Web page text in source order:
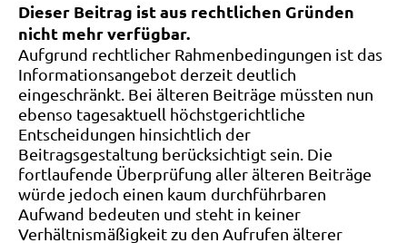
Dieser Beitrag ist aus rechtlichen Gründen
nicht mehr verfügbar.
Aufgrund rechtlicher Rahmenbedingungen ist das
Informationsangebot derzeit deutlich
eingeschränkt. Bei älteren Beiträge müssten nun
ebenso tagesaktuell höchstgerichtliche
Entscheidungen hinsichtlich der
Beitragsgestaltung berücksichtigt sein. Die
fortlaufende Überprüfung aller älteren Beiträge
würde jedoch einen kaum durchführbaren
Aufwand bedeuten und steht in keiner
Verhältnismäßigkeit zu den Aufrufen älterer